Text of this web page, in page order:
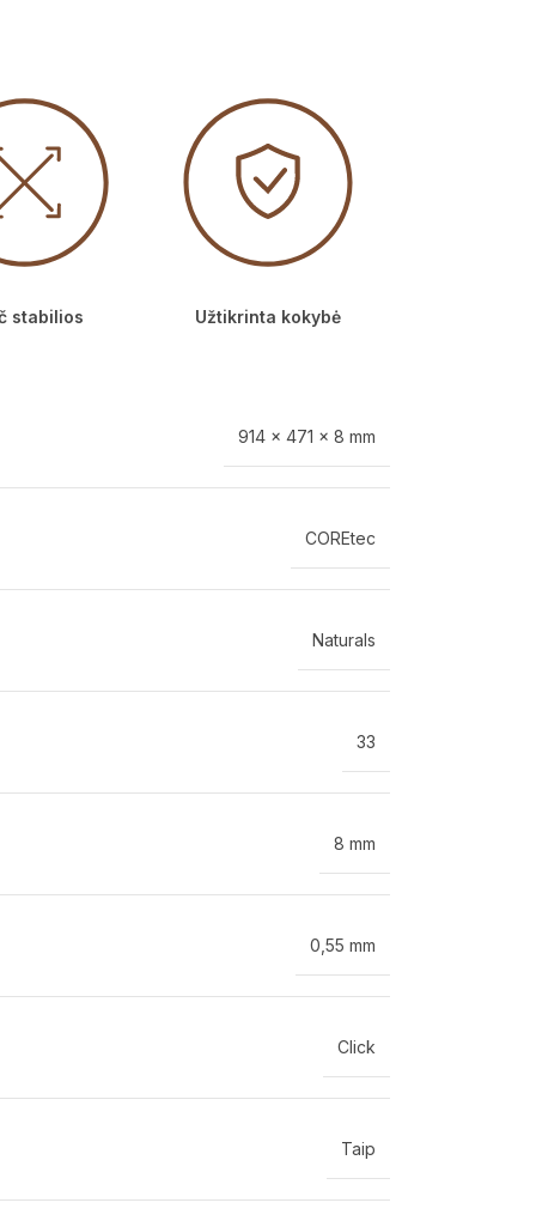
stabilios Užtikrinta kokybė
914 × 471 × 8 mm
COREtec
Naturals
33
8 mm
0,55 mm
Click
Taip